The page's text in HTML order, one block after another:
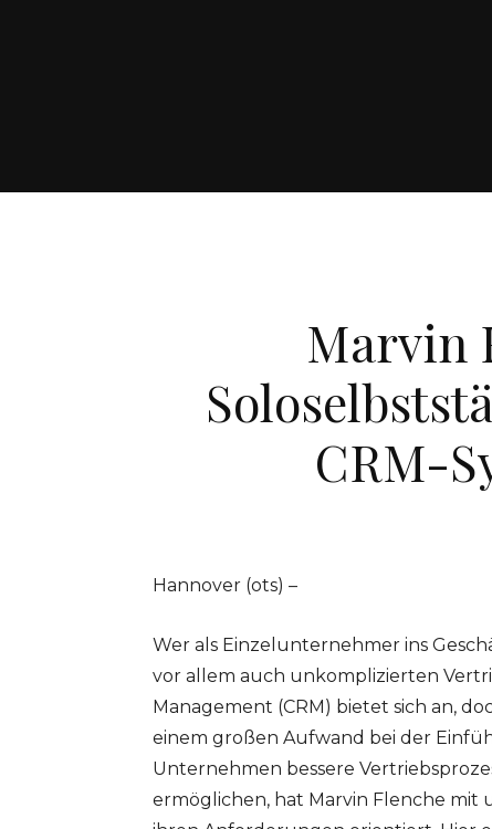
Marvin
CRM-
Hannover (ots) –
Wer als Einzelunternehmer ins
vor allem auch unkomplizierten
Management (CRM) bietet sich an,
einem großen Aufwand bei der
Unternehmen bessere
ermöglichen, hat Marvin Flenche mit